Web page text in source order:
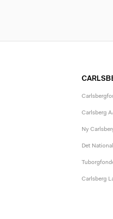
Carlsberg
Ny
Det
Carlsberg